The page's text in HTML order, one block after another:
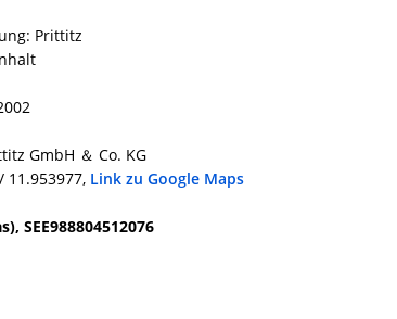
Prittitz
GmbH ＆ Co. KG
11.953977, Link zu Google Maps
SEE988804512076